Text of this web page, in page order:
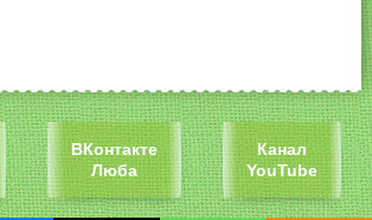
ВКонтакте
Люба
Канал
YouTube